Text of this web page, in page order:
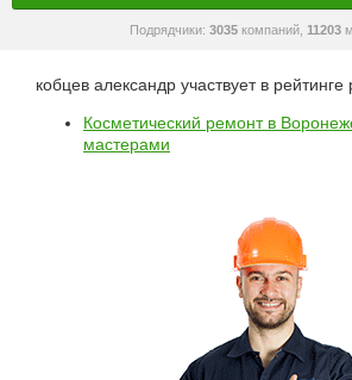
Подрядчики: 3035 компаний, 11203
кобцев александр участвует в рейтинге
Косметический ремонт в
мастерами